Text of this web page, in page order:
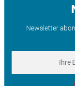
Newsletter